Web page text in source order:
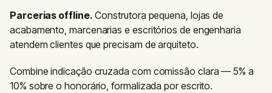
Parcerias offline. Construtora pequena, lojas de
acabamento, marcenarias e escritórios de engenharia
atendem clientes que precisam de arquiteto.
Combine indicação cruzada com comissão clara — 5% a
10% sobre o honorário, formalizada por escrito.